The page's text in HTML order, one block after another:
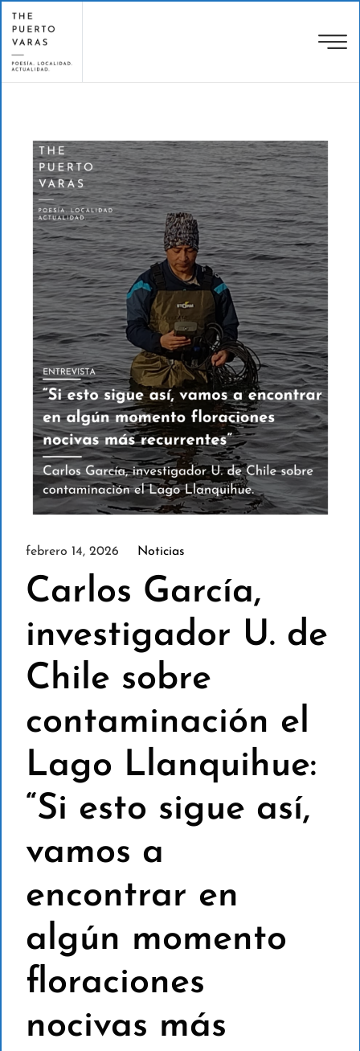
febrero 14, 2026 Noticias
Carlos García,
investigador U. de
Chile sobre
contaminación el
Lago Llanquihue:
“Si esto sigue así,
vamos a
encontrar en
algún momento
floraciones
nocivas más